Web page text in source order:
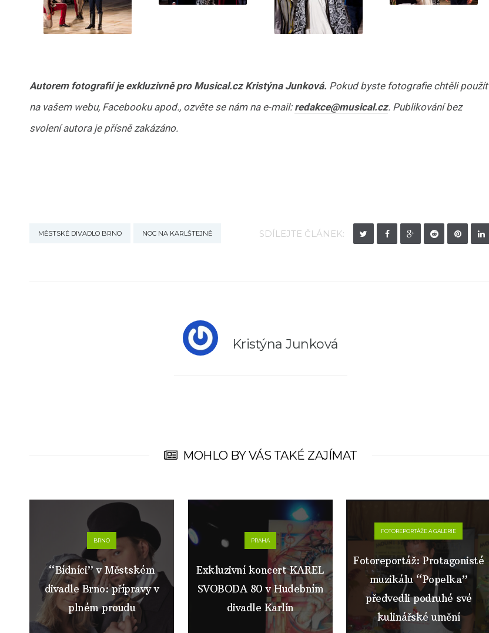
Autorem fotografií je exkluzivně pro Musical.cz Kristýna Junková. Pokud byste fotografie chtěli použít
na vašem webu, Facebooku apod., ozvěte se nám na e-mail: redakce@musical.cz. Publikování bez
svolení autora je přísně zakázáno.
MĚSTSKÉ DIVADLO BRNO NOC NA KARLŠTEJNĚ SDÍLEJTE ČLÁNEK:
Kristýna Junková
MOHLO BY VÁS TAKÉ ZAJÍMAT
BRNO
“Bídníci” v Městském
divadle Brno: přípravy v
plném proudu
PRAHA
Exkluzivní koncert KAREL
SVOBODA 80 v Hudebním
divadle Karlín
FOTOREPORTÁŽE A GALERIE
Fotoreportáž: Protagonisté
muzikálu “Popelka”
předvedli podruhé své
kulinářské umění